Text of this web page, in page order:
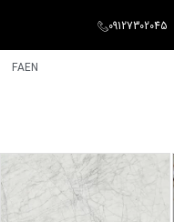
09127302045
EN
FA